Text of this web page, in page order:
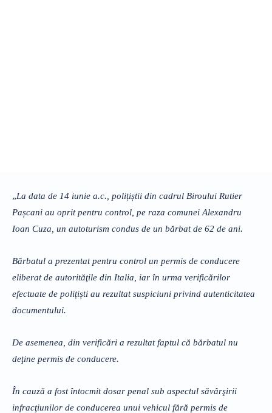
„La data de 14 iunie a.c., polițiștii din cadrul Biroului Rutier
Pașcani au oprit pentru control, pe raza comunei Alexandru
Ioan Cuza, un autoturism condus de un bărbat de 62 de ani.
Bărbatul a prezentat pentru control un permis de conducere
eliberat de autorităţile din Italia, iar în urma verificărilor
efectuate de polițiști au rezultat suspiciuni privind autenticitatea
documentului.
De asemenea, din verificări a rezultat faptul că bărbatul nu
deţine permis de conducere.
În cauză a fost întocmit dosar penal sub aspectul săvârşirii
infracţiunilor de conducerea unui vehicul fără permis de